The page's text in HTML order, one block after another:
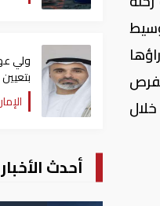
ولي
رئيسا
أحدث الأخبار